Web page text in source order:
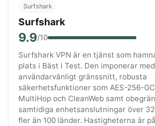
Surfshark
Surfshark
9.9/10
Surfshark VPN är en tjänst som
plats i Bäst i Test. Den imponerar
användarvänligt gränssnitt, robusta
säkerhetsfunktioner som AES-256-
MultiHop och CleanWeb samt
samtidiga enhetsanslutningar över
fler än 100 länder. Hastigheterna är